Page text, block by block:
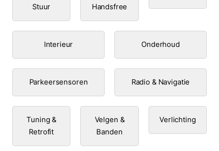
Stuur
Handsfree
Interieur Onderhoud
Parkeersensoren Radio & Navigatie
Tuning &
Retrofit
Velgen &
Banden
Verlichting